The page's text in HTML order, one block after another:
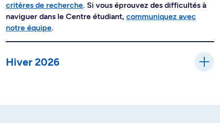
critères de recherche. Si vous éprouvez des difficultés à
naviguer dans le Centre étudiant, communiquez avec
notre équipe.
Hiver 2026